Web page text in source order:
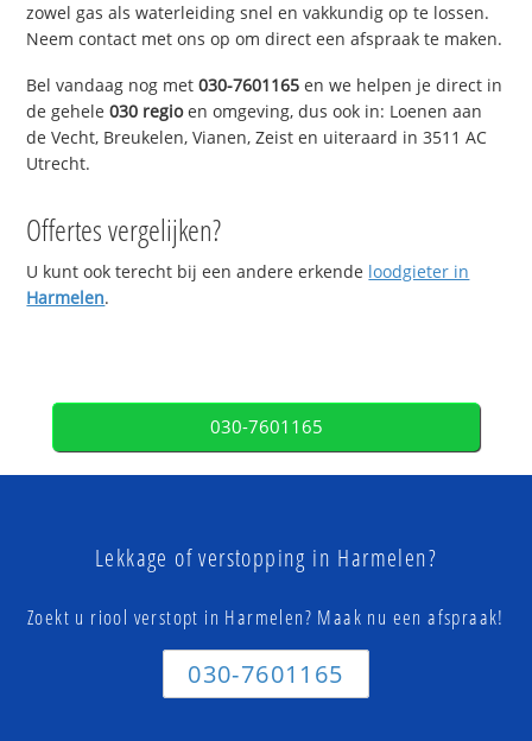
zowel gas als waterleiding snel en vakkundig op te lossen.
Neem contact met ons op om direct een afspraak te maken.
Bel vandaag nog met030-7601165 en we helpen je direct in
de gehele030 regioen omgeving, dus ook in: Loenen aan
de Vecht, Breukelen, Vianen, Zeist en uiteraard in 3511 AC
Utrecht.
Offertes vergelijken?
U kunt ook terecht bij een andere erkende loodgieter in
Harmelen.
030-7601165
Lekkage of verstopping in Harmelen?
Zoekt u riool verstopt in Harmelen? Maak nu een afspraak!
030-7601165